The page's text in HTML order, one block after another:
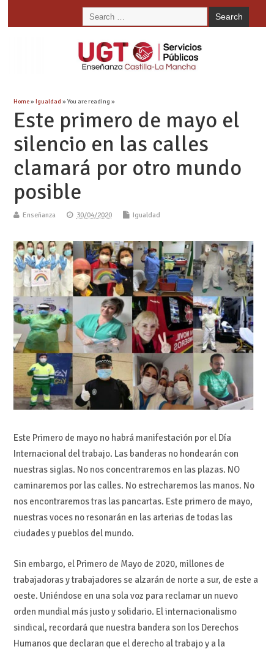
Home»Igualdad » You are reading »
Este primero de mayo el
silencio en las calles
clamará por otro mundo
posible
Enseñanza 30/04/2020 Igualdad
Este Primero de mayo no habrá manifestación por el Día
Internacional del trabajo. Las banderas no hondearán con
nuestras siglas. No nos concentraremos en las plazas. NO
caminaremos por las calles. No estrecharemos las manos. No
nos encontraremos tras las pancartas. Este primero de mayo,
nuestras voces no resonarán en las arterias de todas las
ciudades y pueblos del mundo.
Sin embargo, el Primero de Mayo de 2020, millones de
trabajadoras y trabajadores se alzarán de norte a sur, de este a
oeste. Uniéndose en una sola voz para reclamar un nuevo
orden mundial más justo y solidario. El internacionalismo
sindical, recordará que nuestra bandera son los Derechos
Humanos que declaran que el derecho al trabajo y a la